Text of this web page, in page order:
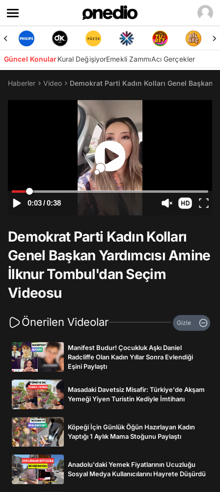
Güncel KonularKural DeğişiyorEmekli ZammıAcı Gerçekler
Haberler Video Demokrat Parti Kadın Kolları Genel Başkan
0:03/0:38
Demokrat Parti Kadın Kolları
Genel Başkan Yardımcısı Amine
İlknur Tombul'dan Seçim
Videosu
Önerilen Videolar Gizle
Manifest Budur! Çocukluk Aşkı Daniel
Radcliffe Olan Kadın Yıllar Sonra Evlendiği
Eşini Paylaştı
Masadaki Davetsiz Misafir: Türkiye'de Akşam
Yemeği Yiyen Turistin Kediyle İmtihanı
Köpeği İçin Günlük Öğün Hazırlayan Kadın
Yaptığı 1 Aylık Mama Stoğunu Paylaştı
Anadolu'daki Yemek Fiyatlarının Ucuzluğu
Sosyal Medya Kullanıcılarını Hayrete Düşürdü